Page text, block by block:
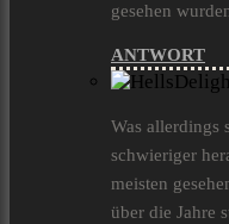
gesehen
ANTWORT
Was allerdings
schwieriger
meisten
über die Jahre